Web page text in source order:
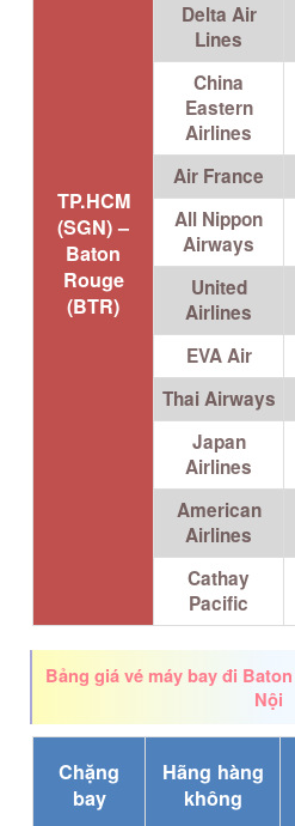
TP.HCM
(SGN) –
Baton
Rouge
(BTR)
Delta Air
Lines
China
Eastern
Airlines
Air France
All Nippon
Airways
United
Airlines
EVA Air
Thai Airways
Japan
Airlines
American
Airlines
Cathay
Pacific
Bảng giá vé máy bay đi
Nội
Chặng
bay
Hãng hàng
không